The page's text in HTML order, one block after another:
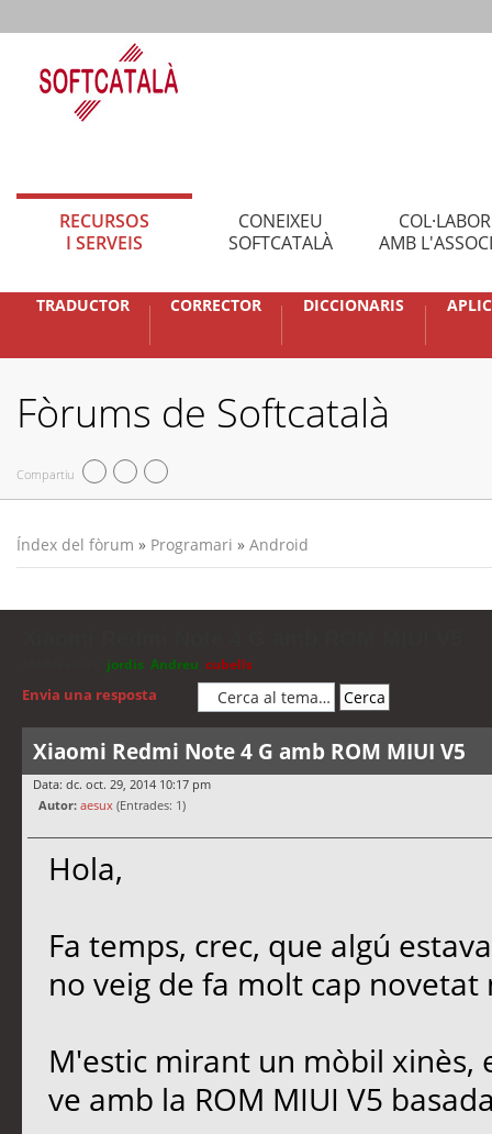
RECURSOS
I SERVEIS
CONEIXEU
SOFTCATALÀ
AMB
TRADUCTOR CORRECTOR DICCIONARIS
Fòrums de Softcatalà
Compartiu
Índex del fòrum » Programari » Android
jordis Andreu cubells
Envia una resposta
Xiaomi Redmi Note 4 G amb ROM MIUI V5
Data: dc. oct. 29, 2014 10:17 pm
Autor: aesux (Entrades: 1)
Hola,
Fa temps, crec, que algú
no veig de fa molt cap
M'estic mirant un mòbil xinès,
ve amb la ROM MIUI V5